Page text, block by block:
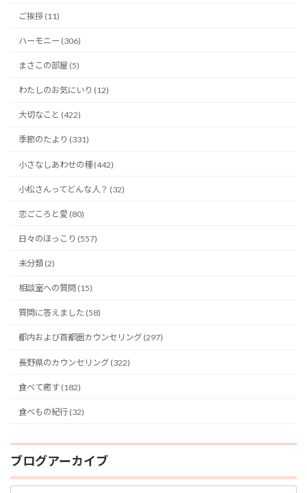
ご挨拶 (11)
ハーモニー (306)
まさこの部屋 (5)
わたしのお気にいり (12)
大切なこと (422)
季節のたより (331)
小さなしあわせの種 (442)
小松さんってどんな人？ (32)
恋ごころと愛 (80)
日々のほっこり (557)
未分類 (2)
相談室への質問 (15)
質問に答えました (58)
都内および首都圏カウンセリング (297)
長野県のカウンセリング (322)
食べて癒す (182)
食べもの紀行 (32)
ブログアーカイブ
ブ